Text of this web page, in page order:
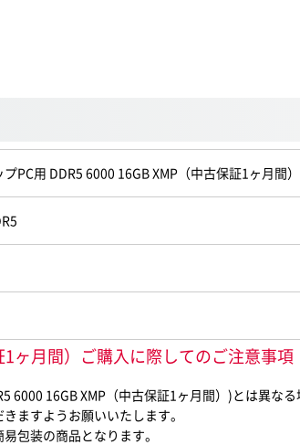
プPC用 DDR5 6000 16GB XMP（中古保証1ヶ月間）
1ヶ月間）ご購入に際してのご注意事項
16GB XMP（中古保証1ヶ月間）)とは異なる
ますようお願いいたします。
包装の商品となります。